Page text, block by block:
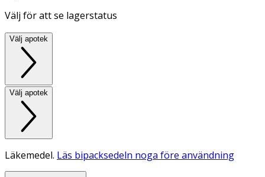
Välj för att se lagerstatus
Välj apotek
Välj apotek
Läkemedel. Läs bipacksedeln noga före användning